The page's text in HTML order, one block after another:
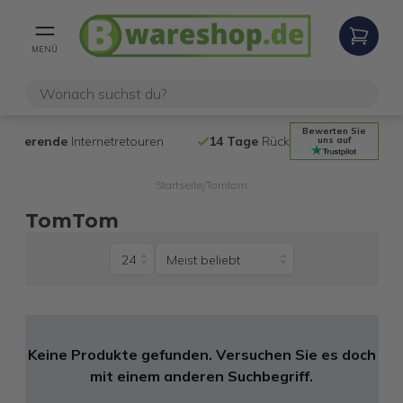
MENÜ
14 TageRückgaberecht
Bewerten Sie
uns auf
Startseite Tomtom
TomTom
Keine Produkte gefunden. Versuchen Sie es doch
mit einem anderen Suchbegriff.